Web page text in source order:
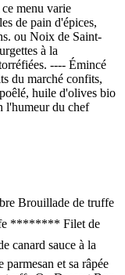
menu varie
de pain d'épices,
ou Noix de Saint-
à la
---- Émincé
du marché confits,
huile d'olives bio
l'humeur du chef
Brouillade de truffe
******** Filet de
canard sauce à la
et sa râpée